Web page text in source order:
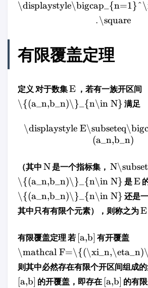
. \square
有限覆盖定理
定义 对于数集E ，若有一族开区间
\{(a_n,b_n)\}_{n\in N} 满足
\displaystyle
(a_n,b_n)
（其中 N是一个指标集，
\{(a_n,b_n)\}_{n\in N} 是E
\{(a_n,b_n)\}_{n\in N} 还是
其中只有有限个元素），则称之为E
有限覆盖定理 若 [a,b] 有开覆盖
\mathcal
则其中必然存在有限个开区间组成
[a,b] 的开覆盖，即存在 [a,b] 的有